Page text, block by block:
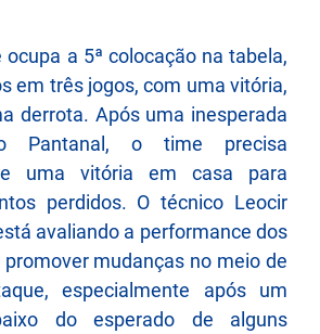
a 5ª colocação na tabela,
em três jogos, com uma vitória,
derrota. Após uma inesperada
Pantanal, o time precisa
uma vitória em casa para
perdidos. O técnico Leocir
avaliando a performance dos
mudanças no meio de
especialmente após um
do esperado de alguns